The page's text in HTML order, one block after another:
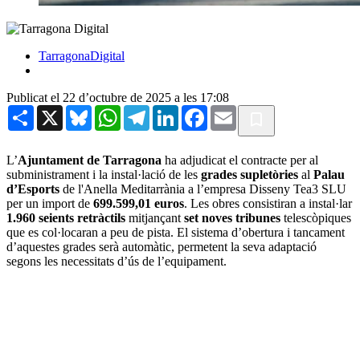
TarragonaDigital
Publicat el 22 d’octubre de 2025 a les 17:08
Share X BlueskyWhatsAppTelegramLinkedInFacebook
Email
L’Ajuntament de Tarragona ha adjudicat el contracte per al
subministrament i la instal·lació de les grades supletòries al Palau
d’Esports de l'Anella Meditarrània a l’empresa Disseny Tea3 SLU
per un import de 699.599,01 euros. Les obres consistiran a instal·lar
1.960 seients retràctils mitjançant set noves tribunes telescòpiques
que es col·locaran a peu de pista. El sistema d’obertura i tancament
d’aquestes grades serà automàtic, permetent la seva adaptació
segons les necessitats d’ús de l’equipament.